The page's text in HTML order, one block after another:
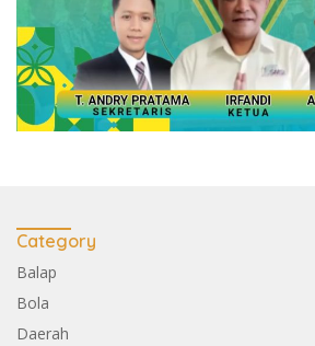
Category
Balap
Bola
Daerah